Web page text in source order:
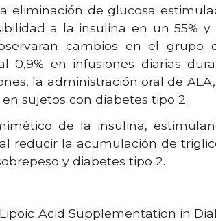
de glucosa
a la insulina en un 55% y
cambios en el grupo
en infusiones diarias
la administración oral de
sujetos con diabetes tipo 2.
de la insulina,
reducir la acumulación de
y diabetes tipo 2.
Acid Supplementation in